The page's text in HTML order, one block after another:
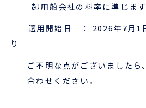
ENGLISH
起用船会社の料率に準じます
適用開始日 ： 2026年7月1日
り
ご不明な点がございましたら
合わせください。